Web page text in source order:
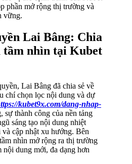
phần mở rộng thị trường và
vững.
Lai Bâng: Chia
tầm nhìn tại Kubet
Lai Bâng đã chia sẻ về
chí chọn lọc nội dung và dự
kubet9x.com/dang-nhap-
sự thành công của nền tảng
sáng tạo nội dung nhiệt
cập nhật xu hướng. Bên
nhìn mở rộng ra thị trường
nội dung mới, đa dạng hơn